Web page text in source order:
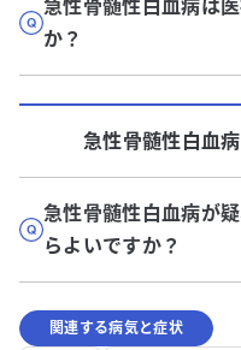
急性骨髄性白血病は
か？
急性骨髄性白血病
急性骨髄性白血病が
らよいですか？
関連する病気と症状